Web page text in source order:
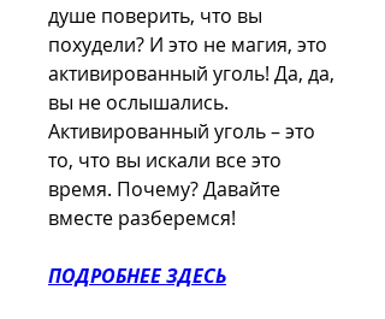
душе поверить, что вы
похудели? И это не магия, это
активированный уголь! Да, да,
вы не ослышались.
Активированный уголь – это
то, что вы искали все это
время. Почему? Давайте
вместе разберемся!
ПОДРОБНЕЕ ЗДЕСЬ